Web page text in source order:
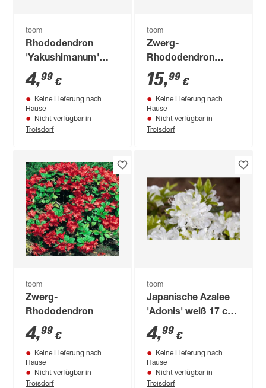
toom
Rhododendron
'Yakushimanum'
verschiedene Sorten
19 cm Topf
4,99 €
Keine Lieferung nach
Hause
Nicht verfügbar in
Troisdorf
toom
Zwerg-
Rhododendron
'Inkarho'® weiß 23
cm Topf
15,99 €
Keine Lieferung nach
Hause
Nicht verfügbar in
Troisdorf
toom
Zwerg-
Rhododendron
4,99 €
Keine Lieferung nach
Hause
Nicht verfügbar in
Troisdorf
toom
Japanische Azalee
'Adonis' weiß 17 cm
Topf
4,99 €
Keine Lieferung nach
Hause
Nicht verfügbar in
Troisdorf